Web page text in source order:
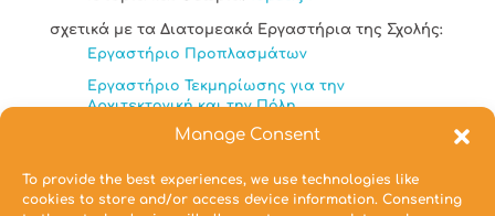
Manage Consent
To provide the best experiences, we use technologies like
cookies to store and/or access device information. Consenting
σχετικά με τα Διατομεακά Εργαστήρια της Σχολής:
Εργαστήριο Προπλασμάτων
Εργαστήριο Τεκμηρίωσης για την
Αρχιτεκτονική και την Πόλη
Προκήρυξη για το επικουρικό έργο 2023-24 (εαρ.
εξάμ.)